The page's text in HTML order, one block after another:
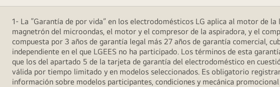
1- La “Garantía de por vida” en los electrodomésticos LG aplica al motor de
magnetrón del microondas, el motor y el compresor de la aspiradora, y el
compuesta por 3 años de garantía legal más 27 años de garantía comercial,
independiente en el que LGEES no ha participado. Los términos de esta
que los del apartado 5 de la tarjeta de garantía del electrodoméstico en
válida por tiempo limitado y en modelos seleccionados. Es obligatorio
información sobre modelos participantes, condiciones y mecánica